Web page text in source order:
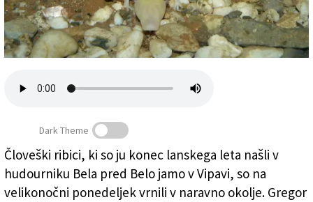
Založnik
Zadruga PD
Rešeni človeški ribici spustili v naravno okolje
Dark Theme
Človeški ribici, ki so ju konec lanskega leta našli v
hudourniku Bela pred Belo jamo v Vipavi, so na
velikonočni ponedeljek vrnili v naravno okolje. Gregor